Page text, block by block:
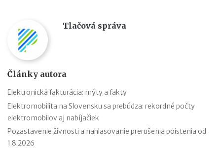
Tlačová správa
Články autora
Elektronická fakturácia: mýty a fakty
Elektromobilita na Slovensku sa prebúdza: rekordné počty
elektromobilov aj nabíjačiek
Pozastavenie živnosti a nahlasovanie prerušenia poistenia od
1.8.2026